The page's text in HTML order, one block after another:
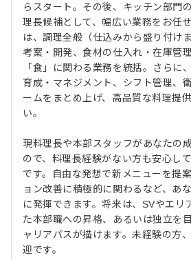
らスタート。その後、キッチン部門
理長候補として、幅広い業務をお任
は、調理全般（仕込みから盛り付け
考案・開発、食材の仕入れ・在庫管
「食」に関わる業務を統括。さらに
育成・マネジメント、シフト管理、
ームをまとめ上げ、高品質な料理提
い。
現料理長や本部スタッフがあなたの
ので、料理長経験がない方も安心し
です。自由な発想で新メニューを提
ョン改善に積極的に関わるなど、あ
に発揮できます。将来は、SVやエリ
た本部職への昇格、あるいは独立を
ャリアパスが描けます。未経験の方
迎です。